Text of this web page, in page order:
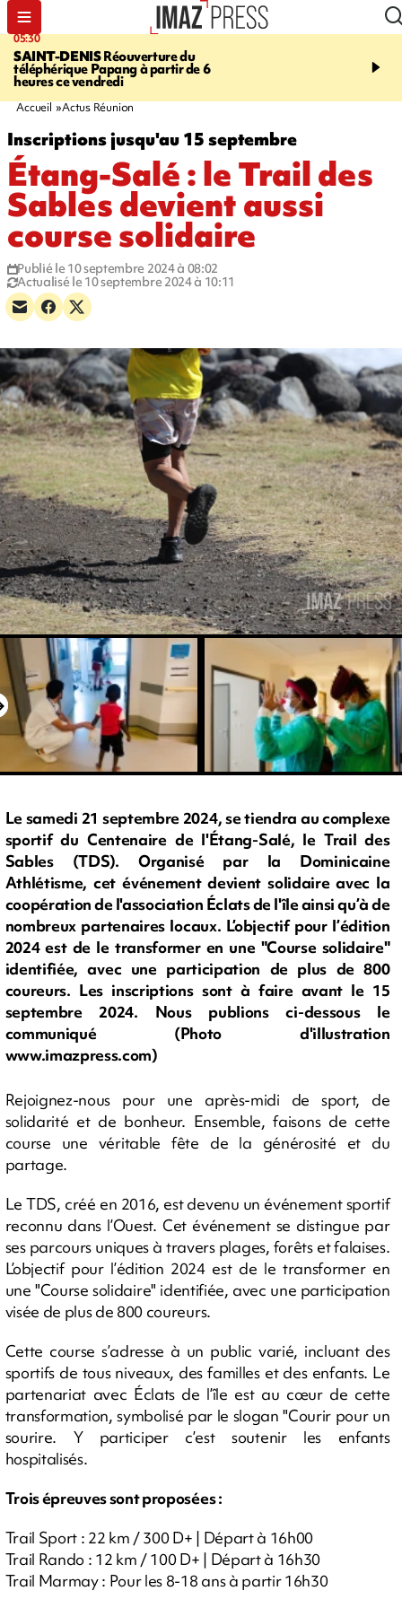
05:30
SAINT-DENISRéouverture du
téléphérique Papang à partir de 6
heures ce vendredi
07:00
Un vendredi
Accueil Actus Réunion
Inscriptions jusqu'au 15 septembre
Étang-Salé : le Trail des
Sables devient aussi
course solidaire
Publié le 10 septembre 2024 à 08:02
Actualisé le 10 septembre 2024 à 10:11
Le samedi 21 septembre 2024, se tiendra au complexe
sportif du Centenaire de l'Étang-Salé, le Trail des
Sables (TDS). Organisé par la Dominicaine
Athlétisme, cet événement devient solidaire avec la
coopération de l'association Éclats de l'île ainsi qu’à de
nombreux partenaires locaux. L’objectif pour l’édition
2024 est de le transformer en une "Course solidaire"
identifiée, avec une participation de plus de 800
coureurs. Les inscriptions sont à faire avant le 15
septembre 2024. Nous publions ci-dessous le
communiqué (Photo d'illustration
www.imazpress.com)
Rejoignez-nous pour une après-midi de sport, de
solidarité et de bonheur. Ensemble, faisons de cette
course une véritable fête de la générosité et du
partage.
Le TDS, créé en 2016, est devenu un événement sportif
reconnu dans l’Ouest. Cet événement se distingue par
ses parcours uniques à travers plages, forêts et falaises.
L’objectif pour l’édition 2024 est de le transformer en
une "Course solidaire" identifiée, avec une participation
visée de plus de 800 coureurs.
Cette course s’adresse à un public varié, incluant des
sportifs de tous niveaux, des familles et des enfants. Le
partenariat avec Éclats de l’île est au cœur de cette
transformation, symbolisé par le slogan "Courir pour un
sourire. Y participer c’est soutenir les enfants
hospitalisés.
Trois épreuves sont proposées :
Trail Sport : 22 km / 300 D+ | Départ à 16h00
Trail Rando : 12 km / 100 D+ | Départ à 16h30
Trail Marmay : Pour les 8-18 ans à partir 16h30